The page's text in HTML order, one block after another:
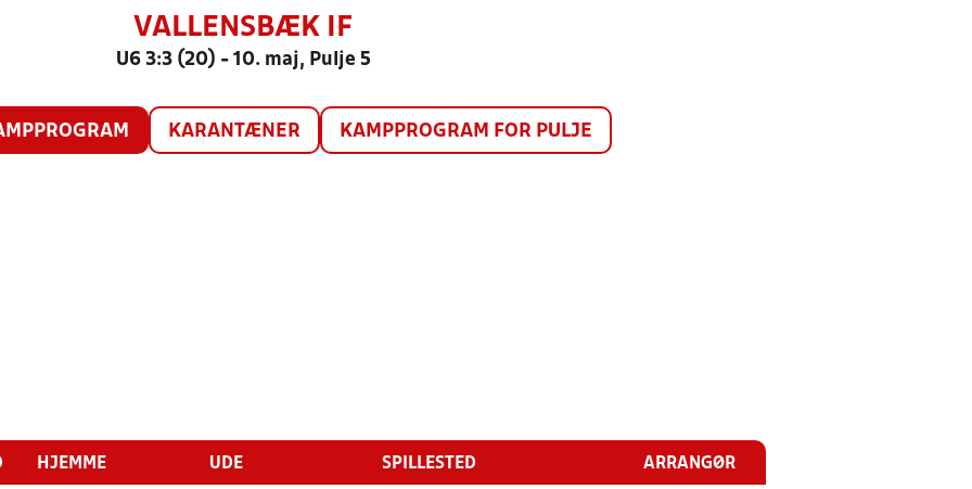
VALLENSBÆK IF
U6 3:3 (20) - 10. maj, Pulje 5
KARANTÆNER KAMPPROGRAM FOR PULJE
HJEMME UDE SPILLESTED ARRANGØR